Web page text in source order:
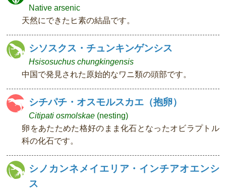
Native arsenic
天然にできたヒ素の結晶です。
シソスクス・チュンキンゲンシス
Hsisosuchus chungkingensis
中国で発見された原始的なワニ類の頭部です。
シチパチ・オスモルスカエ（抱卵）
Citipati osmolskae (nesting)
卵をあたためた格好のまま化石となったオビラプトル
科の化石です。
シノカンネメイエリア・インチアオエンシ
ス